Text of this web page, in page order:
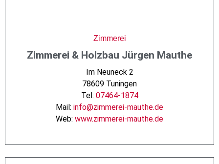
Zimmerei
Zimmerei & Holzbau Jürgen Mauthe
Im Neuneck 2
78609 Tuningen
Tel: 07464-1874
Mail: info@zimmerei-mauthe.de
Web: www.zimmerei-mauthe.de